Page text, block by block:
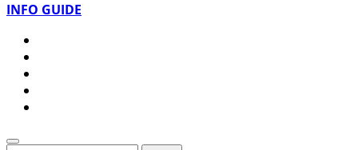
INFO GUIDE